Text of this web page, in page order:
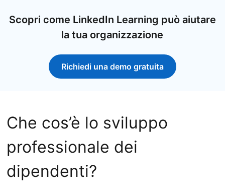
Scopri come LinkedIn Learning può aiutare
la tua organizzazione
Richiedi una demo gratuita
Che cos’è lo sviluppo
professionale dei
dipendenti?